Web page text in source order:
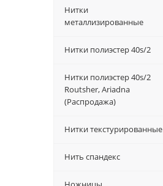
Нитки
металлизированные
Нитки полиэстер 40s/2
Нитки полиэстер 40s/2
Routsher, Ariadna
(Распродажа)
Нитки текстурированные
Нить спандекс